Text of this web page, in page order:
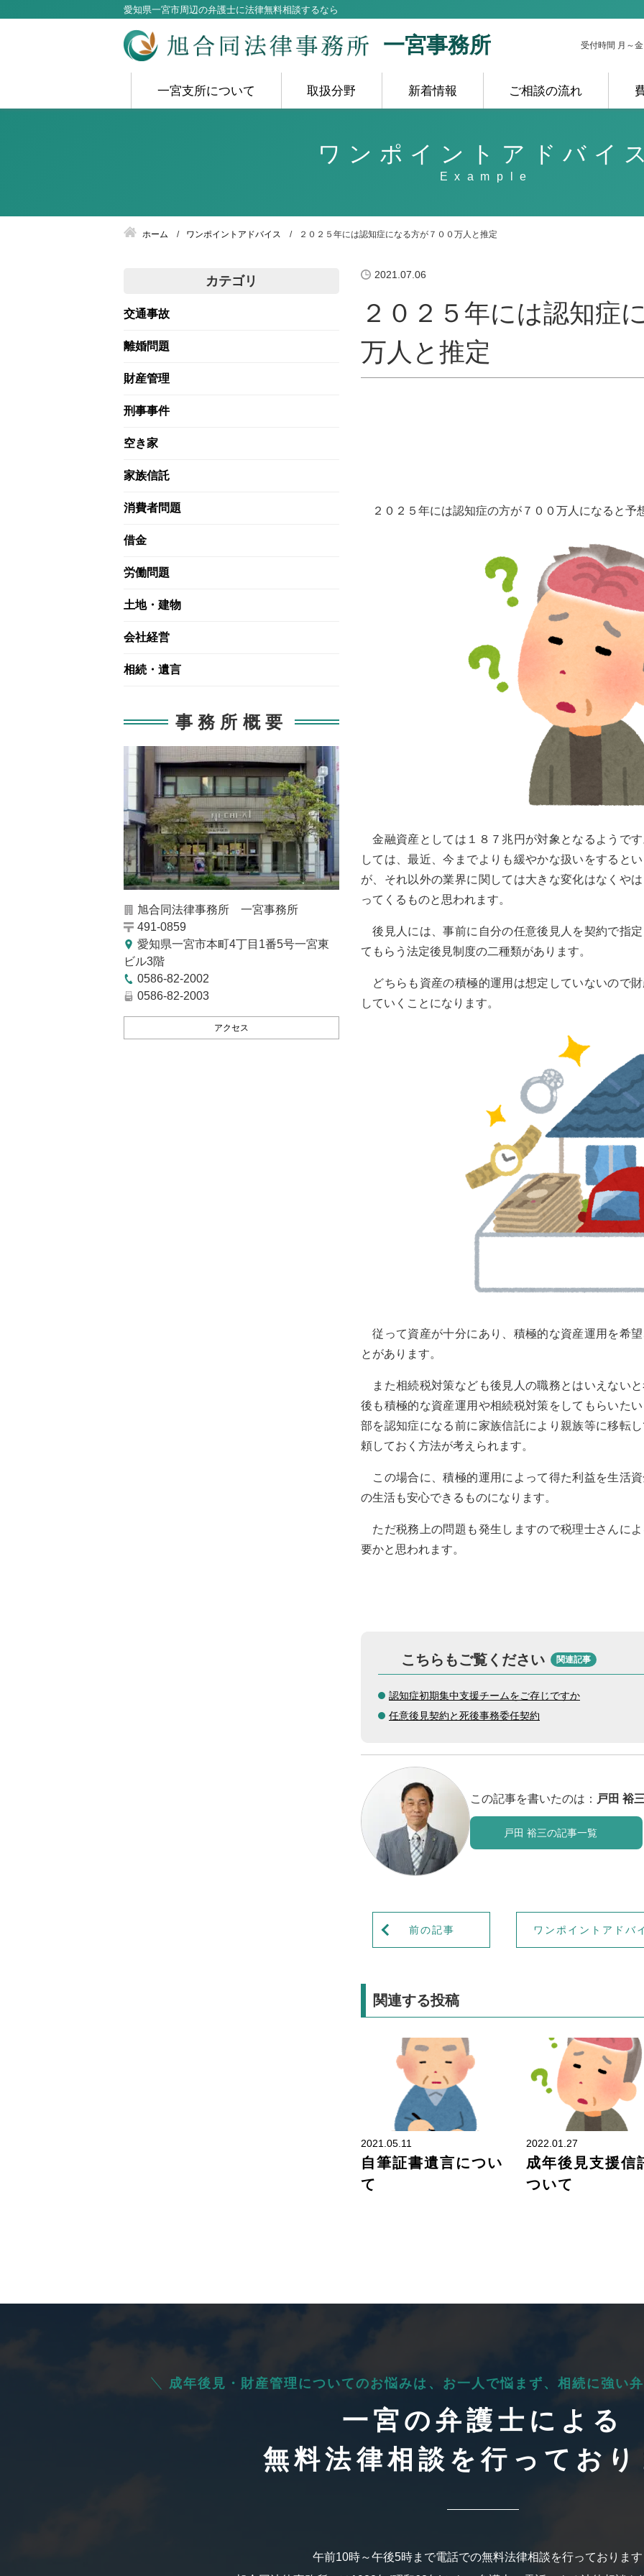
愛知県一宮市周辺の弁護士に法律無料相談するなら
一宮事務所 受付時間 月～
一宮支所について 取扱分野 新着情報 ご相談の流れ
ワンポイントアドバイス
ホーム ワンポイントアドバイス ２０２５年には認知症になる方が７００万人と推定
2021.07.06
２０２５年には認知症
万人と推定
２０２５年には認知症の方が７００万人になると予
金融資産としては１８７兆円が対象となるようで
しては、最近、今までよりも緩やかな扱いをすると
が、それ以外の業界に関しては大きな変化はなくや
ってくるものと思われます。
後見人には、事前に自分の任意後見人を契約で指
てもらう法定後見制度の二種類があります。
どちらも資産の積極的運用は想定していないので
していくことになります。
従って資産が十分にあり、積極的な資産運用を希
とがあります。
また相続税対策なども後見人の職務とはいえない
後も積極的な資産運用や相続税対策をしてもらいた
部を認知症になる前に家族信託により親族等に移転
頼しておく方法が考えられます。
この場合に、積極的運用によって得た利益を生活
の生活も安心できるものになります。
ただ税務上の問題も発生しますので税理士さんに
要かと思われます。
こちらもご覧ください 関連記事
認知症初期集中支援チームをご存じですか
任意後見契約と死後事務委任契約
この記事を書いたのは： 戸田 裕三
戸田 裕三の記事一覧
前の記事 ワンポイントアドバ
関連する投稿
財産管理
2021.05.11
自筆証書遺言につい
て
2022.01.27
成年後見支援信
ついて
カテゴリ
交通事故
離婚問題
財産管理
刑事事件
空き家
家族信託
消費者問題
借金
労働問題
土地・建物
会社経営
相続・遺言
事務所概要
旭合同法律事務所 一宮事務所
491-0859
愛知県一宮市本町4丁目1番5号一宮東
ビル3階
0586-82-2002
0586-82-2003
アクセス
成年後見・財産管理についてのお悩みは、 お一人で悩まず、 相続に強い
一宮の弁護士による
無料法律相談を行っており
午前10時～午後5時まで電話での無料法律相談を行っております